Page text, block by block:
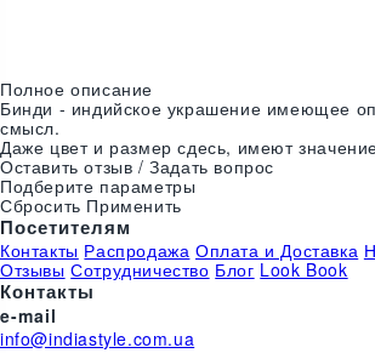
Цвета:
Полное описание
Бинди - индийское украшение имеющее
смысл.
Даже цвет и размер сдесь, имеют
Оставить отзыв / Задать вопрос
Подберите параметры
Сбросить Применить
Посетителям
Контакты Распродажа Оплата и Доставка
Отзывы Сотрудничество Блог Look Book
Контакты
e-mail
info@indiastyle.com.ua